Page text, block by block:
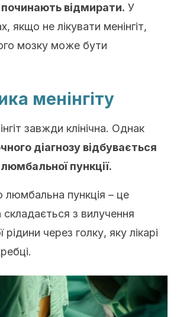
починають відмирати. У
якщо не лікувати менінгіт,
мозку може бути
менінгіту
завжди клінічна. Однак
діагнозу відбувається
пункції.
люмбальна пункція – це
з вилучення
через голку, яку лікарі